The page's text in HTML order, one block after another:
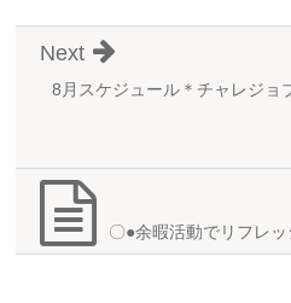
8月スケジュール＊チャレジョ
Next
〇●余暇活動でリフレ